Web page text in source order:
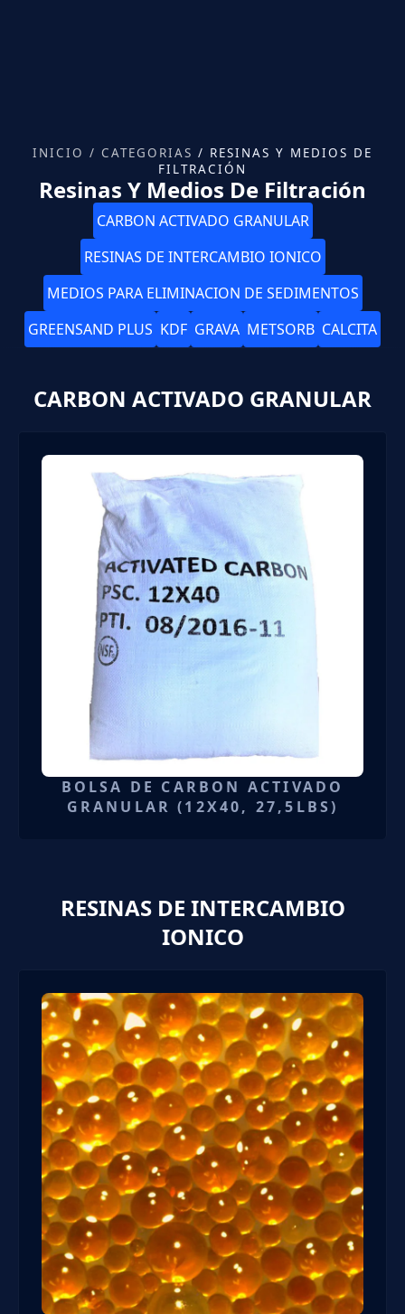
INICIO / CATEGORIAS / RESINAS Y MEDIOS DE
FILTRACIÓN
Resinas Y Medios De Filtración
CARBON ACTIVADO GRANULAR
RESINAS DE INTERCAMBIO IONICO
MEDIOS PARA ELIMINACION DE SEDIMENTOS
GREENSAND PLUS KDF GRAVA METSORB CALCITA
CARBON ACTIVADO GRANULAR
BOLSA DE CARBON ACTIVADO
GRANULAR (12X40, 27,5LBS)
RESINAS DE INTERCAMBIO
IONICO